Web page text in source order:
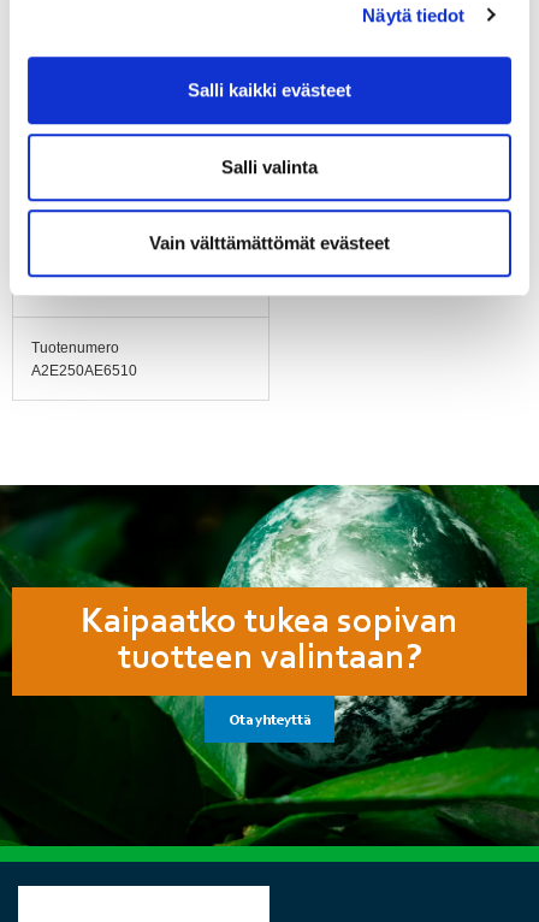
Näytä tiedot
Salli kaikki evästeet
Salli valinta
Vain välttämättömät evästeet
EN 60335-1, CE
ø 250 mm
Tuotenumero
A2E250AE6510
Kaipaatko tukea sopivan
tuotteen valintaan?
Ota yhteyttä